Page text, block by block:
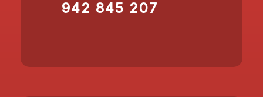
942 845 207